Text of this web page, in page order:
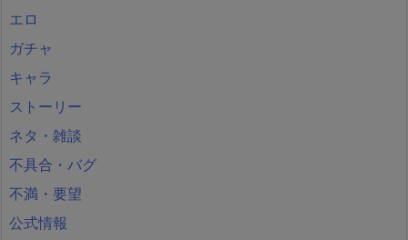
エロ
ガチャ
キャラ
ストーリー
ネタ・雑談
不具合・バグ
不満・要望
公式情報